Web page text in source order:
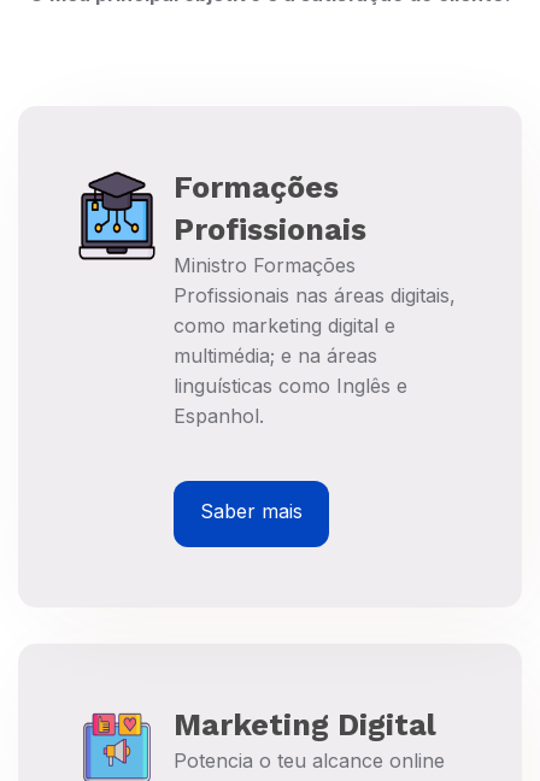
Formações
Profissionais
Ministro Formações
Profissionais nas áreas digitais,
como marketing digital e
multimédia; e na áreas
linguísticas como Inglês e
Espanhol.
Saber mais
Marketing Digital
Potencia o teu alcance online